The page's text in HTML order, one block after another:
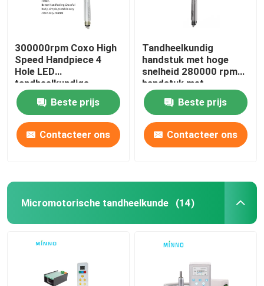
300000rpm Coxo High
Speed Handpiece 4
Hole LED
tandheelkundige
handpiece met 3 Way
Spray
Beste prijs
Contacteer ons
Tandheelkundig
handstuk met hoge
snelheid 280000 rpm
handstuk met
drukknop
Beste prijs
Contacteer ons
Micromotorische tandheelkunde (14)